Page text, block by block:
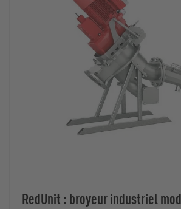
RedUnit : broyeur industriel